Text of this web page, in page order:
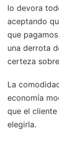
lo devora
aceptando
que
una derrota
certeza
La
economía
que el
elegirla.